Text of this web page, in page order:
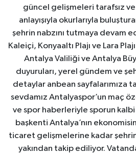
güncel gelişmeleri tarafsız ve
anlayışıyla okurlarıyla
şehrin nabzını tutmaya devam
Kaleiçi, Konyaaltı Plajı ve Lara
Antalya Valiliği ve Antalya
duyuruları, yerel gündem ve
detaylar anbean sayfalarımıza
sevdamız Antalyaspor’un maç
ve spor haberleriyle sporun kalbi
başkenti Antalya’nın
ticaret gelişmelerine kadar
yakından takip ediliyor.